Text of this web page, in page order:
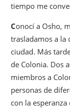
tiempo me
Conocí a Osho,
trasladamos a la
ciudad. Más
de Colonia. Dos
miembros a
personas de
con la